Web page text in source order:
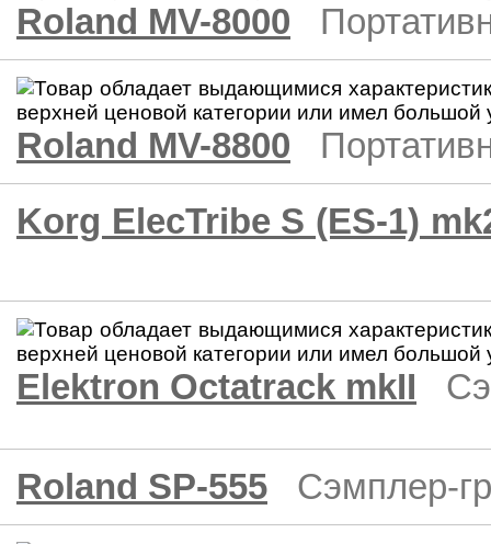
Roland MV-8000
Roland MV-8800
Korg ElecTribe S (ES-1)
Elektron Octatrack mkII
Roland SP-555 Сэмплер-